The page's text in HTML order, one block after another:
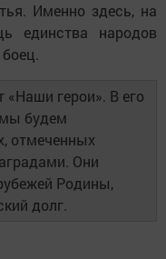
Именно здесь, на
единства народов
«Наши герои». В его
будем
отмеченных
Они
Родины,
долг.